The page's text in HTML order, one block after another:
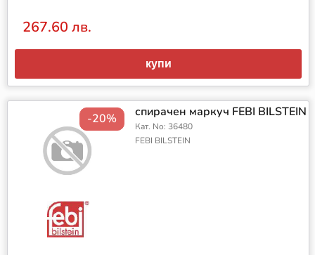
267.60 лв.
купи
-20% спирачен маркуч FEBI BILSTEIN
Кат. No: 36480
FEBI BILSTEIN